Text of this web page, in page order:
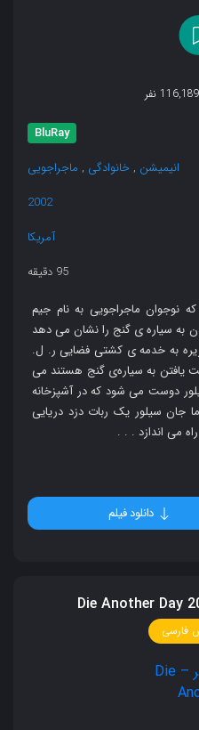
BluRay
انیمیشن ,خانوادگی , ماجراجویی
2002
آمریکا
95 دقیقه
نوجوان ماجراجویی به نام جیم
به سیاره‌ ی گنج را نشان می‌ دهد
به خدمه‌ ی کشتی فضایی ر. ل.
یافتن به سیاره‌ی گنج هستند می‌
دوست می‌ شود که در آشپزخانه‌
سیلور یک ربات دزد دریایی
می‌ اندازد . . .
دانلود فیلم
فارسی